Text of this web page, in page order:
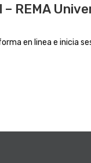
– REMA
en linea e inicia